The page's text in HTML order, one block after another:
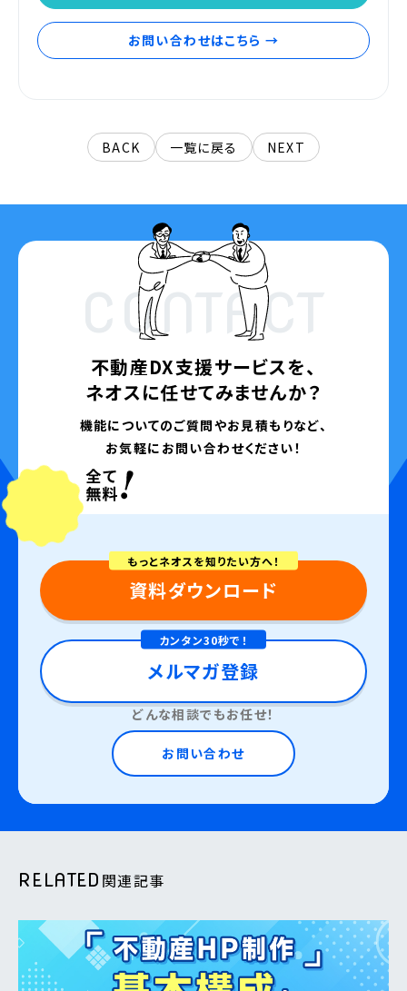
お問い合わせはこちら →
BACK 一覧に戻る NEXT
CONTACT
不動産DX支援サービスを、
ネオスに任せてみませんか？
機能についてのご質問やお見積もりなど、
お気軽にお問い合わせください！
もっとネオスを知りたい方へ！
資料ダウンロード
カンタン30秒で！
メルマガ登録
どんな相談でもお任せ！
お問い合わせ
RELATED 関連記事